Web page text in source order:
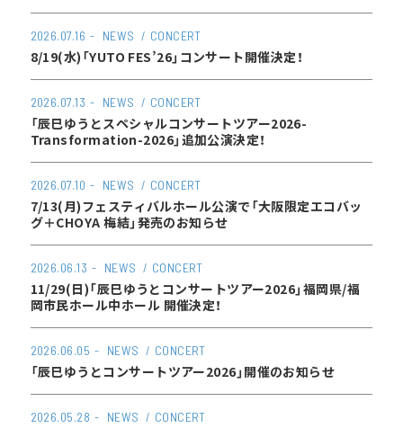
2026.07.16 NEWS CONCERT
8/19(水)「YUTO FES’26」コンサート開催決定！
2026.07.13 NEWS CONCERT
「辰巳ゆうとスペシャルコンサートツアー2026-
Transformation-2026」追加公演決定！
2026.07.10 NEWS CONCERT
7/13(月)フェスティバルホール公演で「大阪限定エコバッ
グ＋CHOYA 梅結」発売のお知らせ
2026.06.13 NEWS CONCERT
11/29(日)「辰巳ゆうとコンサートツアー2026」福岡県/福
岡市民ホール中ホール 開催決定！
2026.06.05 NEWS CONCERT
「辰巳ゆうとコンサートツアー2026」開催のお知らせ
2026.05.28 NEWS CONCERT